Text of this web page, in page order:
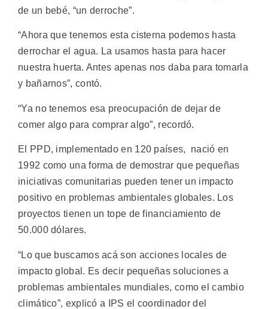
de un bebé, “un derroche”.
“Ahora que tenemos esta cisterna podemos hasta
derrochar el agua. La usamos hasta para hacer
nuestra huerta. Antes apenas nos daba para tomarla
y bañarnos”, contó.
“Ya no tenemos esa preocupación de dejar de
comer algo para comprar algo”, recordó.
El PPD, implementado en 120 países, nació en
1992 como una forma de demostrar que pequeñas
iniciativas comunitarias pueden tener un impacto
positivo en problemas ambientales globales. Los
proyectos tienen un tope de financiamiento de
50.000 dólares.
“Lo que buscamos acá son acciones locales de
impacto global. Es decir pequeñas soluciones a
problemas ambientales mundiales, como el cambio
climático”, explicó a IPS el coordinador del